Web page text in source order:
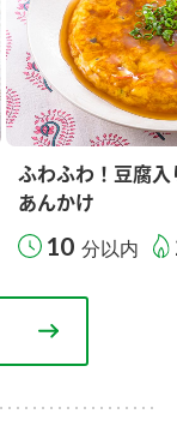
ふわふわ！豆腐
あんかけ
10 分以内